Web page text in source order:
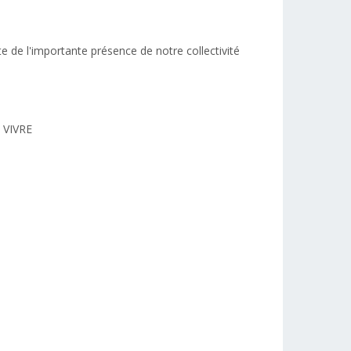
de l'importante présence de notre collectivité